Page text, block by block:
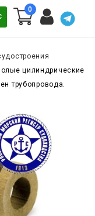
0
цилиндрические
трубопровода.